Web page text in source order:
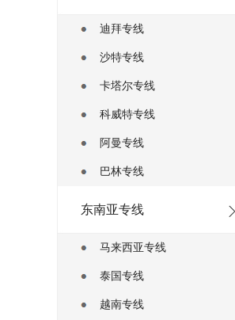
迪拜专线
沙特专线
卡塔尔专线
科威特专线
阿曼专线
巴林专线
东南亚专线
马来西亚专线
泰国专线
越南专线